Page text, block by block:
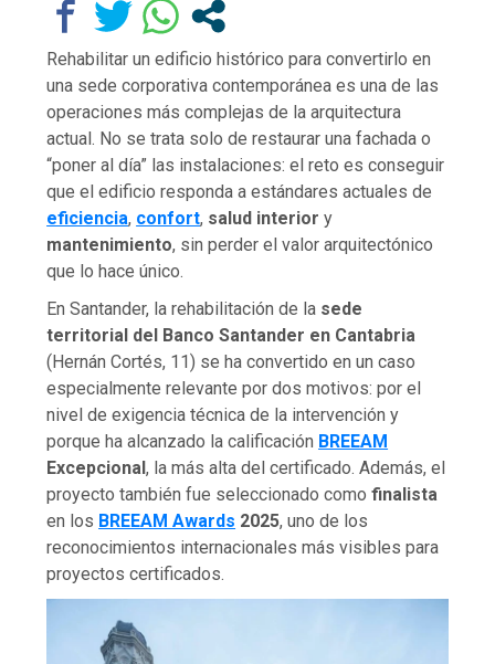
Rehabilitar un edificio histórico para convertirlo en
una sede corporativa contemporánea es una de las
operaciones más complejas de la arquitectura
actual. No se trata solo de restaurar una fachada o
“poner al día” las instalaciones: el reto es conseguir
que el edificio responda a estándares actuales de
eficiencia, confort, salud interior y
mantenimiento, sin perder el valor arquitectónico
que lo hace único.
En Santander, la rehabilitación de la sede
territorial del Banco Santander en Cantabria
(Hernán Cortés, 11) se ha convertido en un caso
especialmente relevante por dos motivos: por el
nivel de exigencia técnica de la intervención y
porque ha alcanzado la calificación BREEAM
Excepcional, la más alta del certificado. Además, el
proyecto también fue seleccionado comofinalista
en los BREEAM Awards 2025, uno de los
reconocimientos internacionales más visibles para
proyectos certificados.